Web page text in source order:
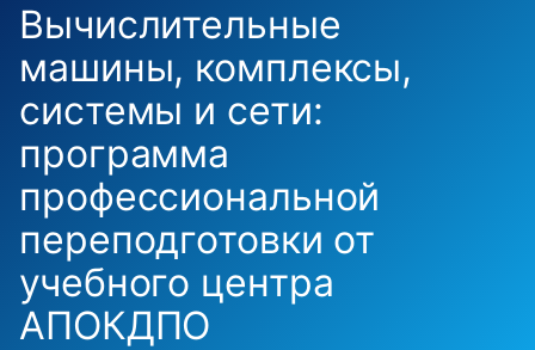
Вычислительные
машины, комплексы,
системы и сети:
программа
профессиональной
переподготовки от
учебного центра
АПОКДПО